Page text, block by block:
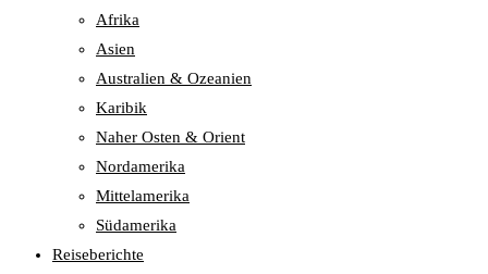
Afrika
Asien
Australien & Ozeanien
Karibik
Naher Osten & Orient
Nordamerika
Mittelamerika
Südamerika
Reiseberichte